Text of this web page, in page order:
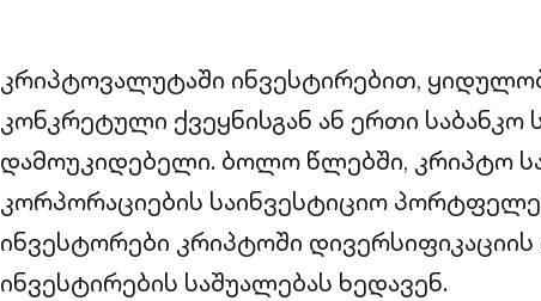
კრიპტოვალუტაში ინვესტირებით,
კონკრეტული ქვეყნისგან ან ერთი საბანკო
დამოუკიდებელი. ბოლო წლებში, კრიპტო
კორპორაციების საინვესტიციო
ინვესტორები კრიპტოში
ინვესტირების საშუალებას ხედავენ.